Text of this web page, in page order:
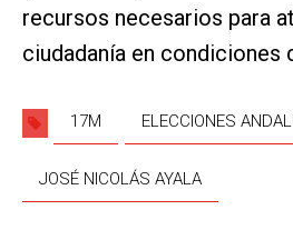
recursos necesarios para
ciudadanía en condiciones
17M ELECCIONES
JOSÉ NICOLÁS AYALA